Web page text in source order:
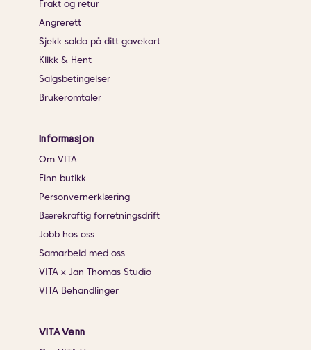
Frakt og retur
Angrerett
Sjekk saldo på ditt gavekort
Klikk & Hent
Salgsbetingelser
Brukeromtaler
Informasjon
Om VITA
Finn butikk
Personvernerklæring
Bærekraftig forretningsdrift
Jobb hos oss
Samarbeid med oss
VITA x Jan Thomas Studio
VITA Behandlinger
VITA Venn